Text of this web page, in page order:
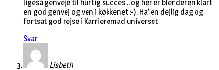
ligeså genveje til hurtig succes .. og hér er blenderen klart
en god genvej og ven i køkkenet :-). Ha’ en dejlig dag og
fortsat god rejse i Karrieremad universet
Svar
Lisbeth